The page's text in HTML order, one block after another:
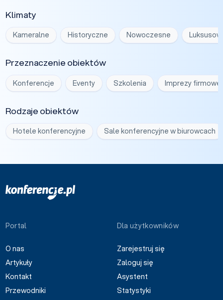
Klimaty
Kameralne Historyczne Nowoczesne
Przeznaczenie obiektów
Konferencje Eventy Szkolenia Imprezy firmowe
Rodzaje obiektów
Hotele konferencyjne Sale konferencyjne w biurowcach
Portal
O nas
Artykuły
Kontakt
Przewodniki
Dla użytkowników
Zarejestruj się
Zaloguj się
Asystent
Statystyki